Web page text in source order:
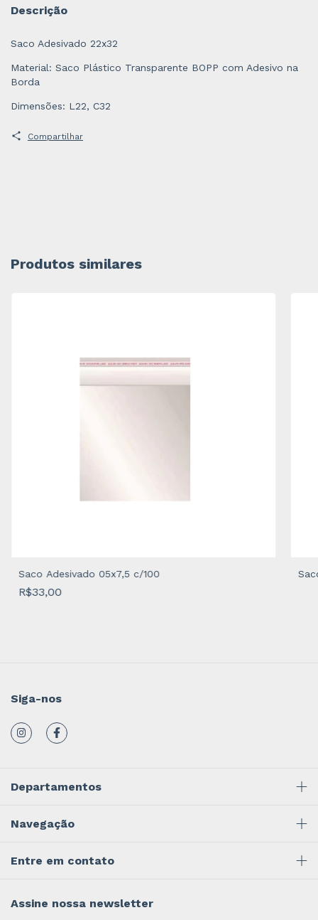
Descrição
Saco Adesivado 22x32
Material: Saco Plástico Transparente BOPP com Adesivo na
Borda
Dimensões: L22, C32
Compartilhar
Produtos similares
Saco Adesivado 05x7,5 c/100
R$33,00
Siga-nos
Departamentos
Navegação
Entre em contato
Assine nossa newsletter